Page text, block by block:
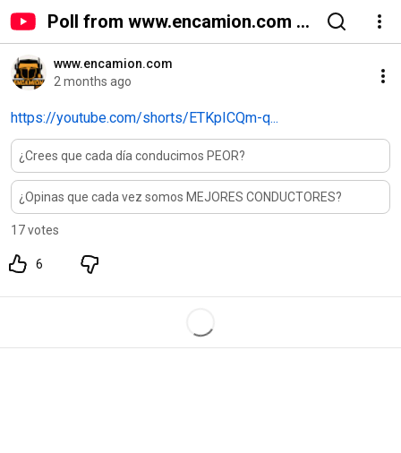
Poll from www.encamion.com -
YouTube
www.encamion.com
2 months ago
https://youtube.com/shorts/ETKpICQm-q...
¿Crees que cada día conducimos PEOR?
¿Opinas que cada vez somos MEJORES CONDUCTORES?
17 votes
6